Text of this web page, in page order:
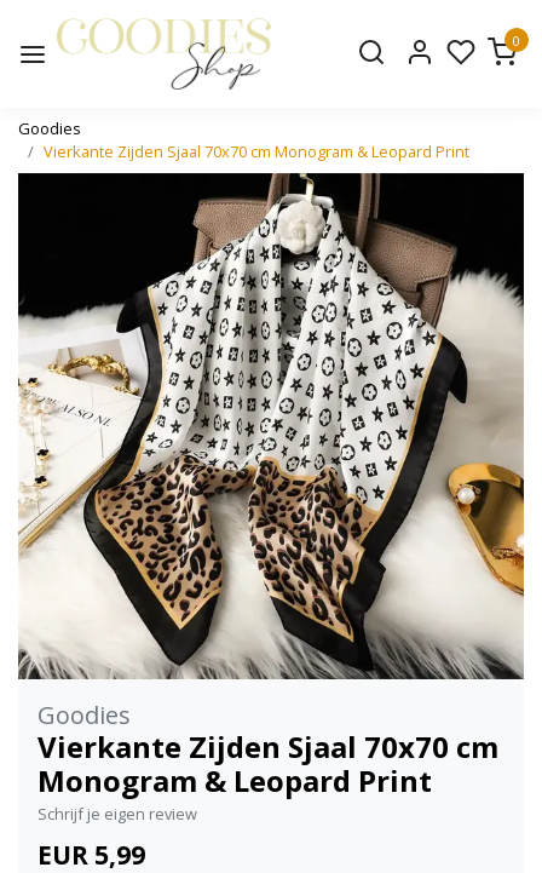
0
Goodies
Vierkante Zijden Sjaal 70x70 cm Monogram & Leopard Print
Goodies
Vierkante Zijden Sjaal 70x70 cm
Monogram & Leopard Print
Schrijf je eigen review
EUR 5,99